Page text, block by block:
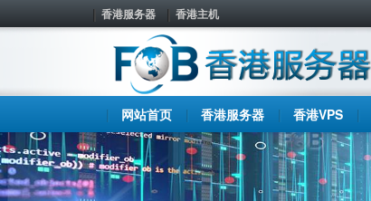
香港服务器 香港主机
网站首页 香港服务器 香港VPS